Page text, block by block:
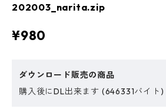
202003_narita.zip
¥980
ダウンロード販売の商品
購入後にDL出来ます (646331バイト)